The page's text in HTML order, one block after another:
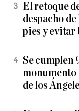
El retoque
despacho
pies y evitar
Se cumplen
monumento
de los